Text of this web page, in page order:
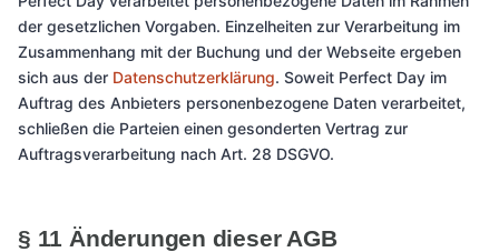
der gesetzlichen Vorgaben. Einzelheiten zur Verarbeitung im
Zusammenhang mit der Buchung und der Webseite ergeben
sich aus der Datenschutzerklärung. Soweit Perfect Day im
Auftrag des Anbieters personenbezogene Daten verarbeitet,
schließen die Parteien einen gesonderten Vertrag zur
Auftragsverarbeitung nach Art. 28 DSGVO.
§ 11 Änderungen dieser AGB